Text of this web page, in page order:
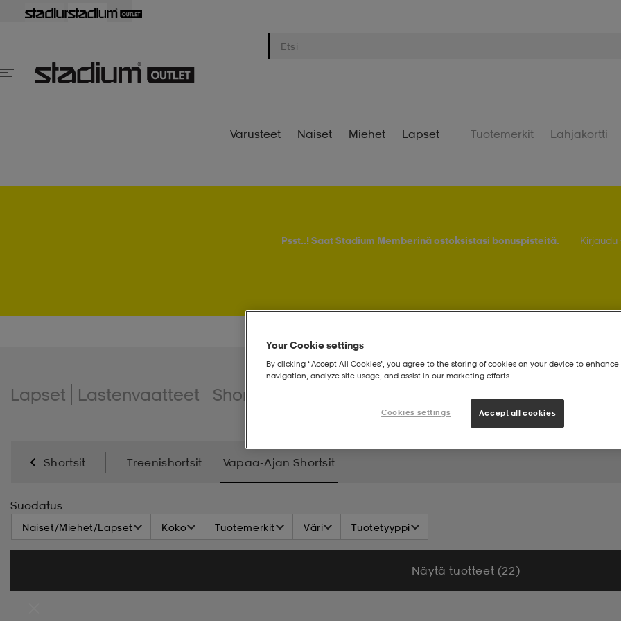
Varusteet Naiset Miehet Lapset Tuotemerkit Lahjakortti
Psst..! Saat Stadium Memberinä ostoksistasi bonuspisteitä. Kirjaudu
Lapset Lastenvaatteet Shortsit
Shortsit Treenishortsit Vapaa-Ajan Shortsit
Suodatus
Naiset/Miehet/Lapset Koko Tuotemerkit Väri Tuotetyyppi
Näytä tuotteet (22)
Your Cookie settings
By clicking “Accept All Cookies”, you agree to the storing of cookies on your device to enhance
navigation, analyze site usage, and assist in our marketing efforts.
Cookies settings Accept all cookies